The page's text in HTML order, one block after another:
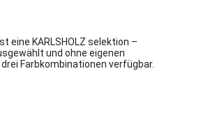
eine KARLSHOLZ selektion –
und ohne eigenen
Farbkombinationen verfügbar.